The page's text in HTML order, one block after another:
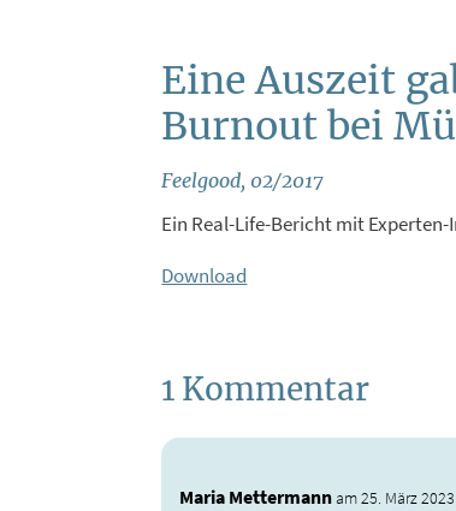
Eine Auszeit
Burnout bei
Feelgood, 02/2017
Ein Real-Life-Bericht mit
Download
1 Kommentar
Maria Mettermannam 25. März